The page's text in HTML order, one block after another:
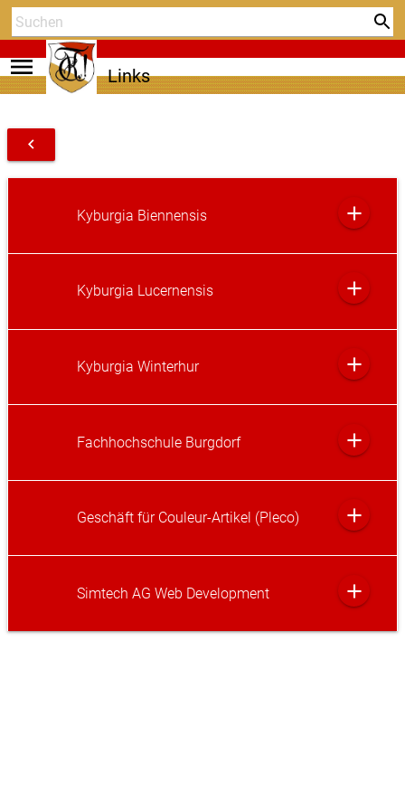
menu Links
navigate_before
Kyburgia Biennensis add
Kyburgia Lucernensis add
Kyburgia Winterhur add
Fachhochschule Burgdorf add
Geschäft für Couleur-Artikel (Pleco) add
Simtech AG Web Development add